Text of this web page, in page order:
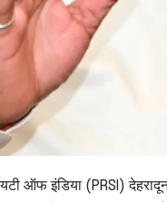
ऑफ इंडिया (PRSI)